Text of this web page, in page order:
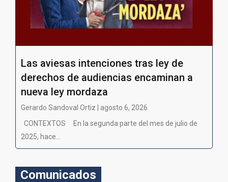
Las aviesas intenciones tras ley de
derechos de audiencias encaminan a
nueva ley mordaza
Gerardo Sandoval Ortiz | agosto 6, 2026
CONTEXTOS En la segunda parte del mes de julio de
2025, hace...
Comunicados